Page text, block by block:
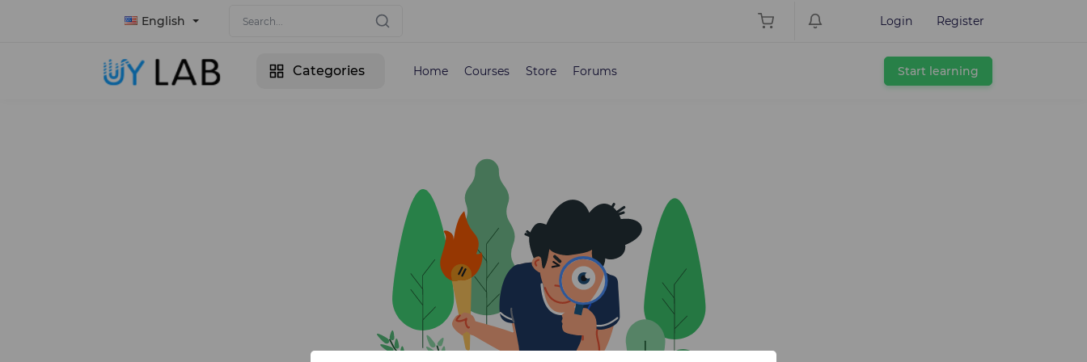
English Login Register
Categories Home Courses Store Forums Start learning